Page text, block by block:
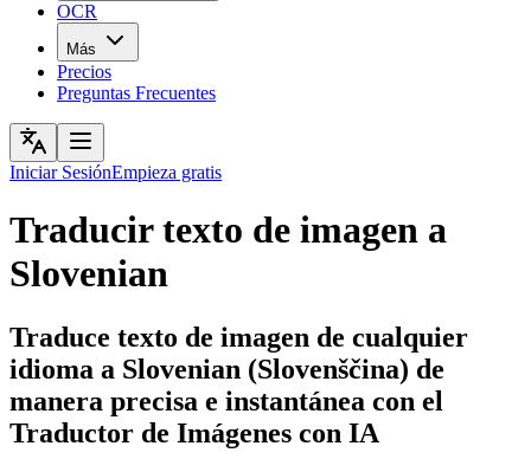
OCR
Más
Precios
Preguntas Frecuentes
Iniciar SesiónEmpieza gratis
Traducir texto de imagen a
Slovenian
Traduce texto de imagen de cualquier
idioma a Slovenian (Slovenščina) de
manera precisa e instantánea con el
Traductor de Imágenes con IA